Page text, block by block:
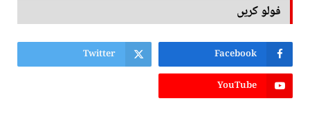
فولو کریں
Facebook
Twitter
YouTube